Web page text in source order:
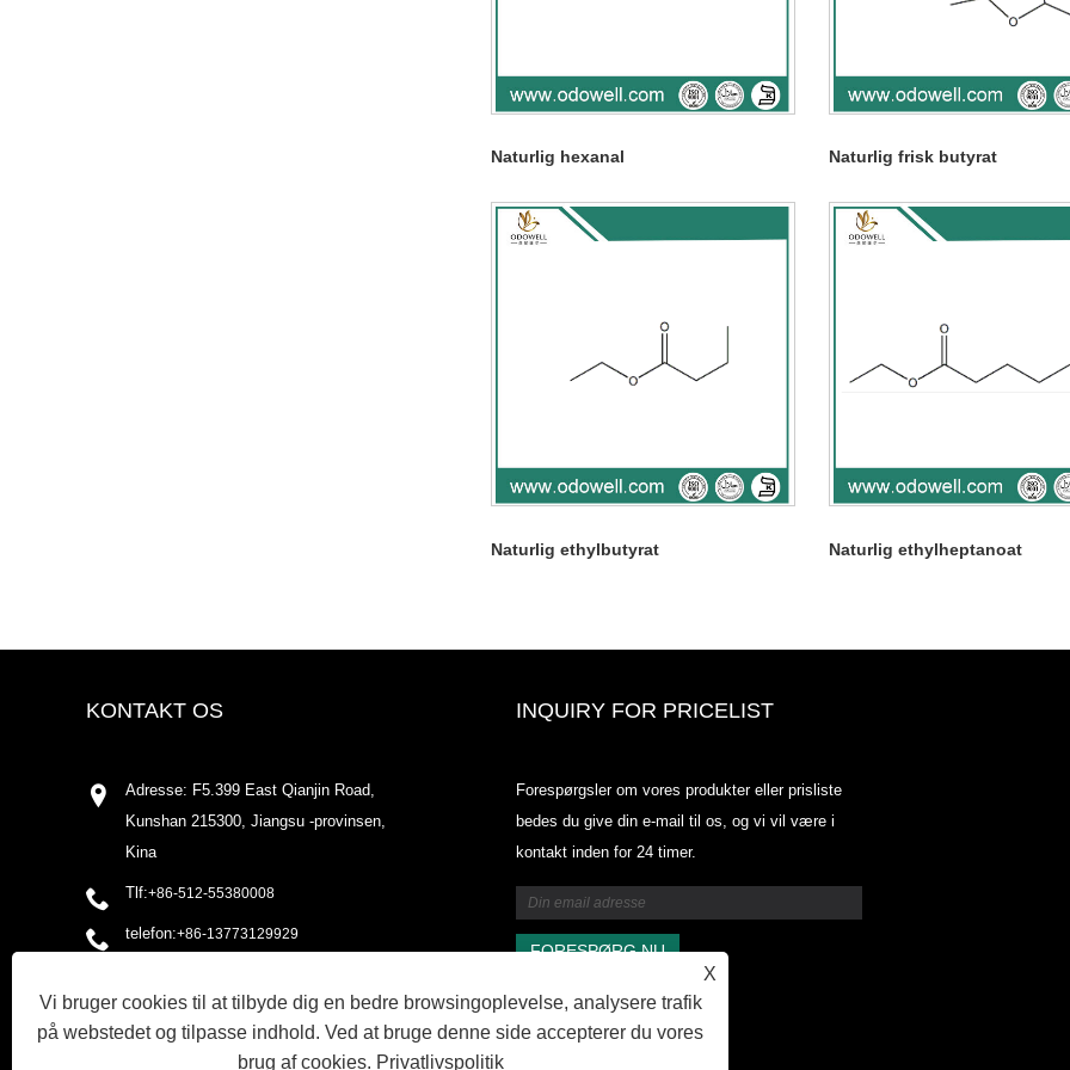
Naturlig hexanal Naturlig frisk butyrat
Naturlig ethylbutyrat Naturlig ethylheptanoat
KONTAKT OS
Adresse: F5.399 East Qianjin Road,
Kunshan 215300, Jiangsu -provinsen,
Kina
Tlf:+86-512-55380008
telefon:+86-13773129929
Fax: +86-512-55380009
INQUIRY FOR PRICELIST
Forespørgsler om vores produkter eller prisliste
bedes du give din e-mail til os, og vi vil være i
kontakt inden for 24 timer.
2025.07.25
X
Vi bruger cookies til at tilbyde dig en bedre browsingoplevelse, analysere trafik
på webstedet og tilpasse indhold. Ved at bruge denne side accepterer du vores
brug af cookies. Privatlivspolitik